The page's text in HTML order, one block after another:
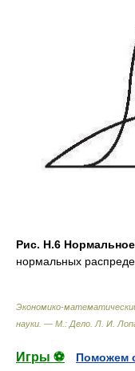
Рис. Н.6
нормальных
Экономико-
науки. — М.: Дело Л. И.
Игры ⚽
Поможем